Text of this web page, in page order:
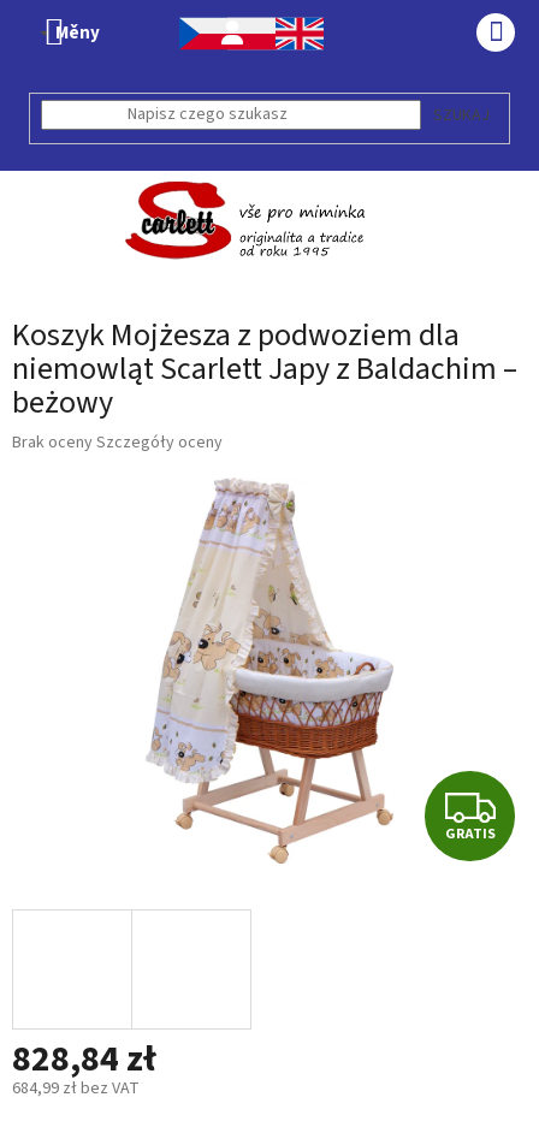
Měny
SZUKAJ
Koszyk Mojżesza z podwoziem dla
niemowląt Scarlett Japy z Baldachim –
beżowy
Średnia
Brak ocenySzczegóły oceny
G
R
GRATIS
828,84 zł
684,99 zł bez VAT